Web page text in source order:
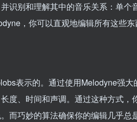
识别和理解其中的音乐关系：单
，你可以直观地编辑所有这些
表示的。通过使用Melodyne强
度、时间和声调。通过这种方式
而巧妙的算法确保你的编辑几乎总